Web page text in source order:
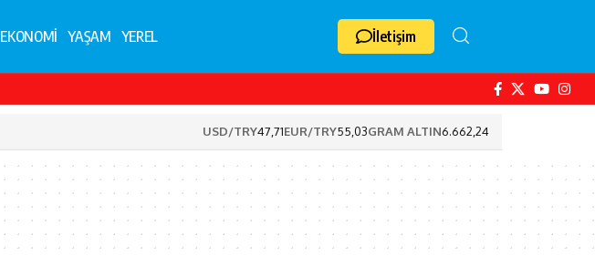
EKONOMİ YAŞAM YEREL İletişim
USD/TRY47,71EUR/TRY55,03GRAM ALTIN6.662,24